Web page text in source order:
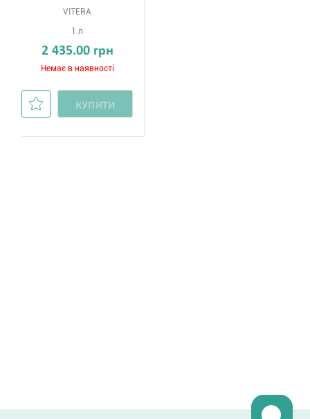
VITERA
1 л
2 435.00 грн
Немає в наявності
КУПИТИ